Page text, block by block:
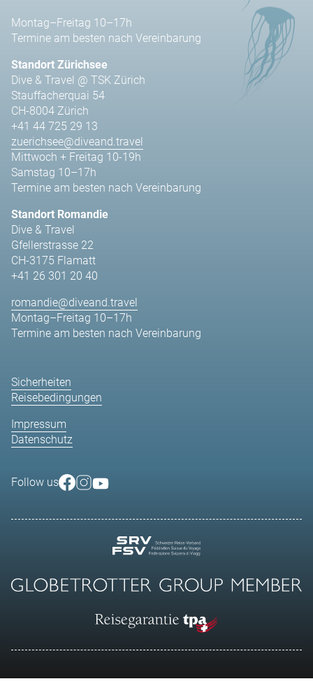
Montag–Freitag 10–17h
Termine am besten nach Vereinbarung
Standort Zürichsee
Dive & Travel @ TSK Zürich
Stauffacherquai 54
CH-8004 Zürich
+41 44 725 29 13
zuerichsee@diveand.travel
Mittwoch + Freitag 10-19h
Samstag 10–17h
Termine am besten nach Vereinbarung
Standort Romandie
Dive & Travel
Gfellerstrasse 22
CH-3175 Flamatt
+41 26 301 20 40
romandie@diveand.travel
Montag–Freitag 10–17h
Termine am besten nach Vereinbarung
Sicherheiten
Reisebedingungen
Impressum
Datenschutz
Follow us